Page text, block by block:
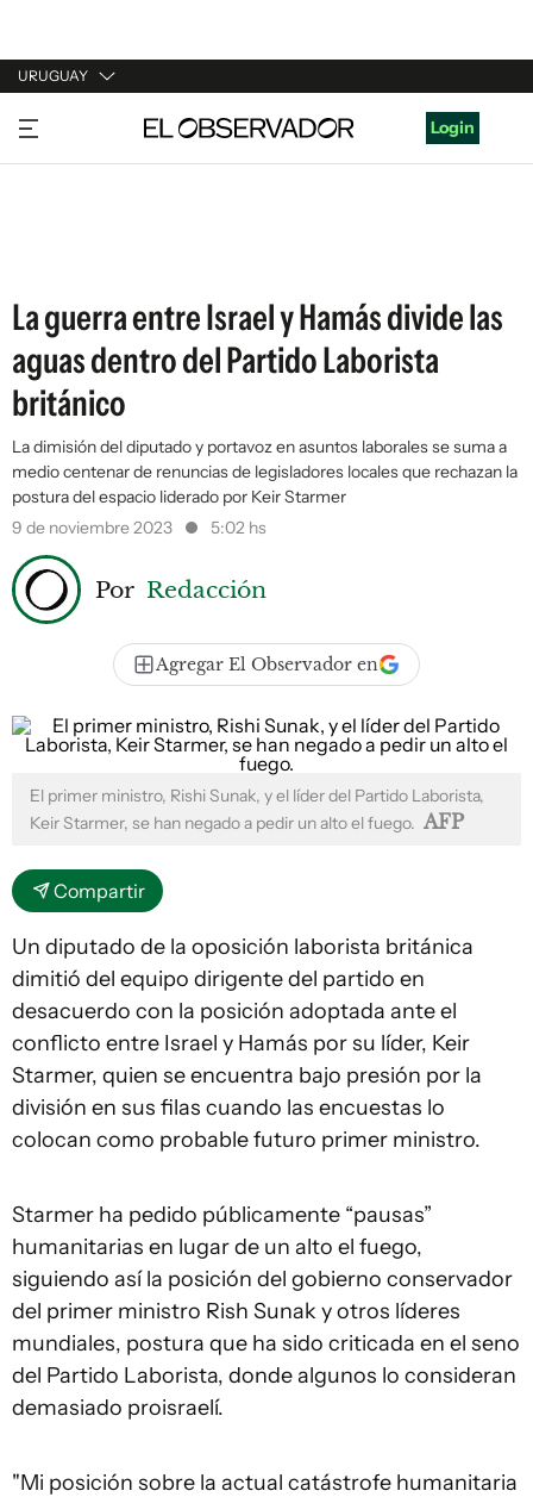
URUGUAY
URUGUAY
ARGENTINA
Login
La guerra entre Israel y Hamás divide las
aguas dentro del Partido Laborista
británico
La dimisión del diputado y portavoz en asuntos laborales se suma a
medio centenar de renuncias de legisladores locales que rechazan la
postura del espacio liderado por Keir Starmer
9 de noviembre 2023
5:02 hs
Por Redacción
Agregar El Observador en
El primer ministro, Rishi Sunak, y el líder del Partido Laborista,
Keir Starmer, se han negado a pedir un alto el fuego. AFP
Compartir
Un diputado de la oposición laborista británica
dimitió del equipo dirigente del partido en
desacuerdo con la posición adoptada ante el
conflicto entre Israel y Hamás por su líder, Keir
Starmer, quien se encuentra bajo presión por la
división en sus filas cuando las encuestas lo
colocan como probable futuro primer ministro.
Starmer ha pedido públicamente “pausas”
humanitarias en lugar de un alto el fuego,
siguiendo así la posición del gobierno conservador
del primer ministro Rish Sunak y otros líderes
mundiales, postura que ha sido criticada en el seno
del Partido Laborista, donde algunos lo consideran
demasiado proisraelí.
"Mi posición sobre la actual catástrofe humanitaria